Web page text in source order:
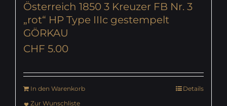
Österreich 1850 3 Kreuzer FB Nr. 3
„rot“ HP Type IIIc gestempelt
GÖRKAU
CHF 5.00
In den Warenkorb
Details
Zur Wunschliste